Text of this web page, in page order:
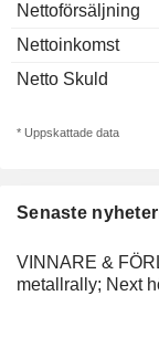
Senaste
VINNARE &
metallrally; Next
Nettoförsäljning
Nettoinkomst
Netto Skuld
* Uppskattade data